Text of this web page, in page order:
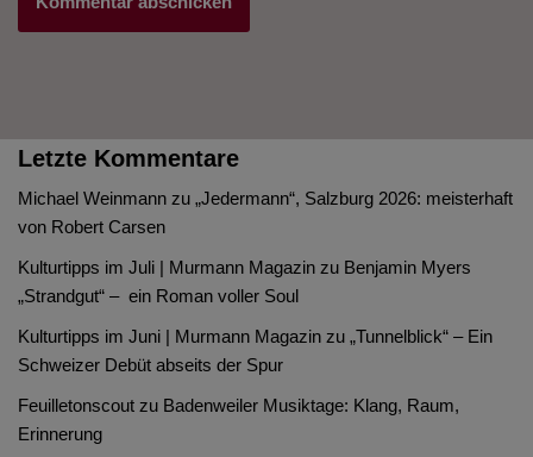
Letzte Kommentare
Michael Weinmann zu „Jedermann“, Salzburg 2026: meisterhaft
von Robert Carsen
Kulturtipps im Juli | Murmann Magazin zu Benjamin Myers
„Strandgut“ – ein Roman voller Soul
Kulturtipps im Juni | Murmann Magazin zu „Tunnelblick“ – Ein
Schweizer Debüt abseits der Spur
Feuilletonscout zu Badenweiler Musiktage: Klang, Raum,
Erinnerung